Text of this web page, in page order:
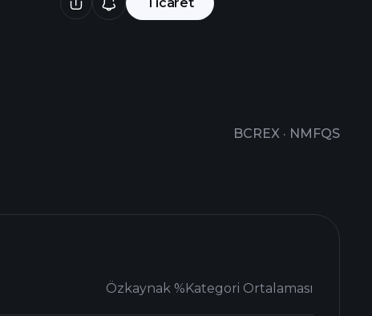
BCREX · NMFQS
Özkaynak %Kategori Ortalaması